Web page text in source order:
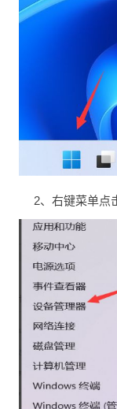
2、右键菜单点